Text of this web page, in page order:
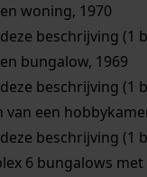
woning, 1970
beschrijving (1
bungalow, 1969
beschrijving (1
van een
beschrijving (1
6 bungalows met